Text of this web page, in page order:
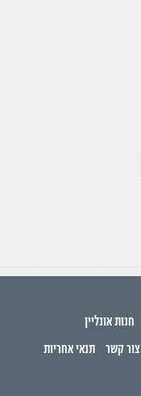
חנות אונליין
צור קשר תנאי אחריות